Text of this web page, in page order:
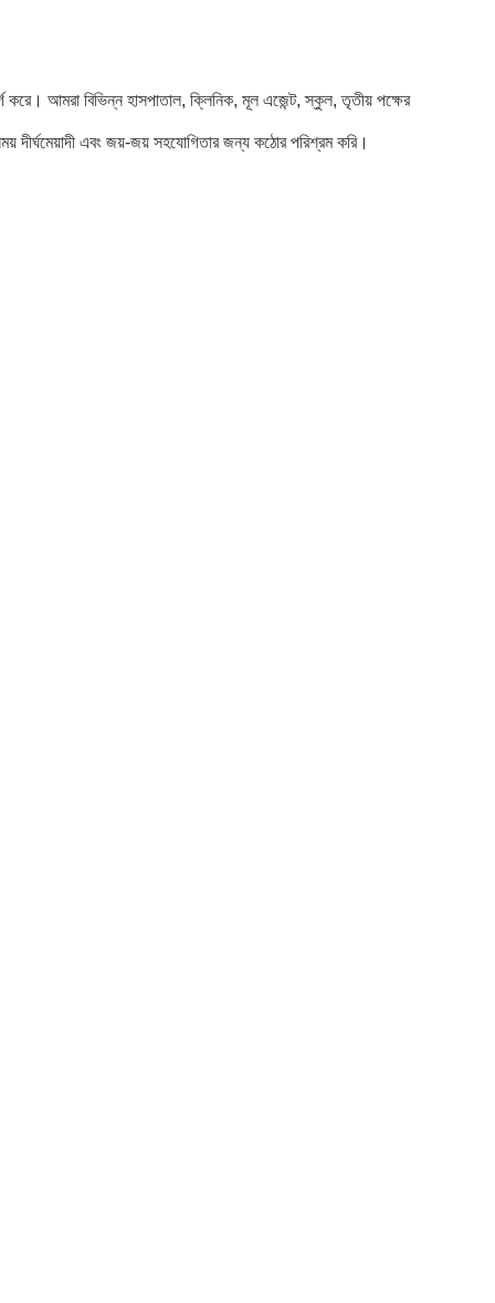
করে। আমরা বিভিন্ন হাসপাতাল, ক্লিনিক, মূল এজেন্ট, স্কুল, তৃতীয় পক্ষের
দীর্ঘমেয়াদী এবং জয়-জয় সহযোগিতার জন্য কঠোর পরিশ্রম করি।